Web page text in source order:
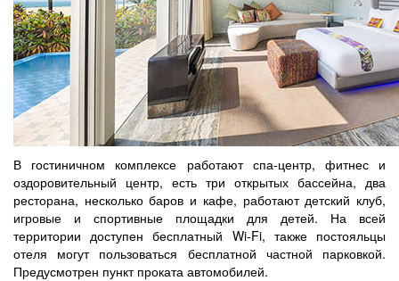
В гостиничном комплексе работают спа-центр, фитнес и
оздоровительный центр, есть три открытых бассейна, два
ресторана, несколько баров и кафе, работают детский клуб,
игровые и спортивные площадки для детей. На всей
территории доступен бесплатный Wi-Fi, также постояльцы
отеля могут пользоваться бесплатной частной парковкой.
Предусмотрен пункт проката автомобилей.